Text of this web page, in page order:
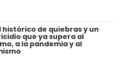
histórico de quiebras y un
que ya supera al
a la pandemia y al